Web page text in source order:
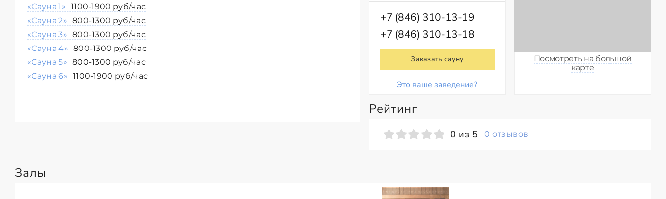
«Сауна 1» 1100-1900 руб/час
«Сауна 2» 800-1300 руб/час
«Сауна 3» 800-1300 руб/час
«Сауна 4» 800-1300 руб/час
«Сауна 5» 800-1300 руб/час
«Сауна 6» 1100-1900 руб/час
+7 (846) 310-13-19
+7 (846) 310-13-18
Заказать сауну
Это ваше заведение?
Посмотреть на большой
карте
Рейтинг
0 из 5 0 отзывов
Залы